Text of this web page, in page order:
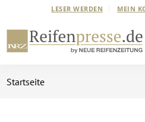
LESER WERDEN MEIN
Startseite